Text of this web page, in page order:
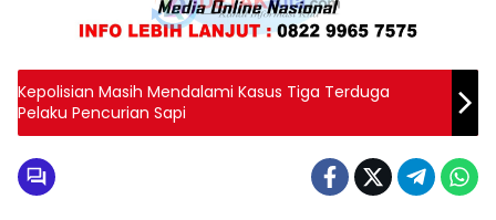
Kepolisian Masih Mendalami Kasus Tiga Terduga
Pelaku Pencurian Sapi